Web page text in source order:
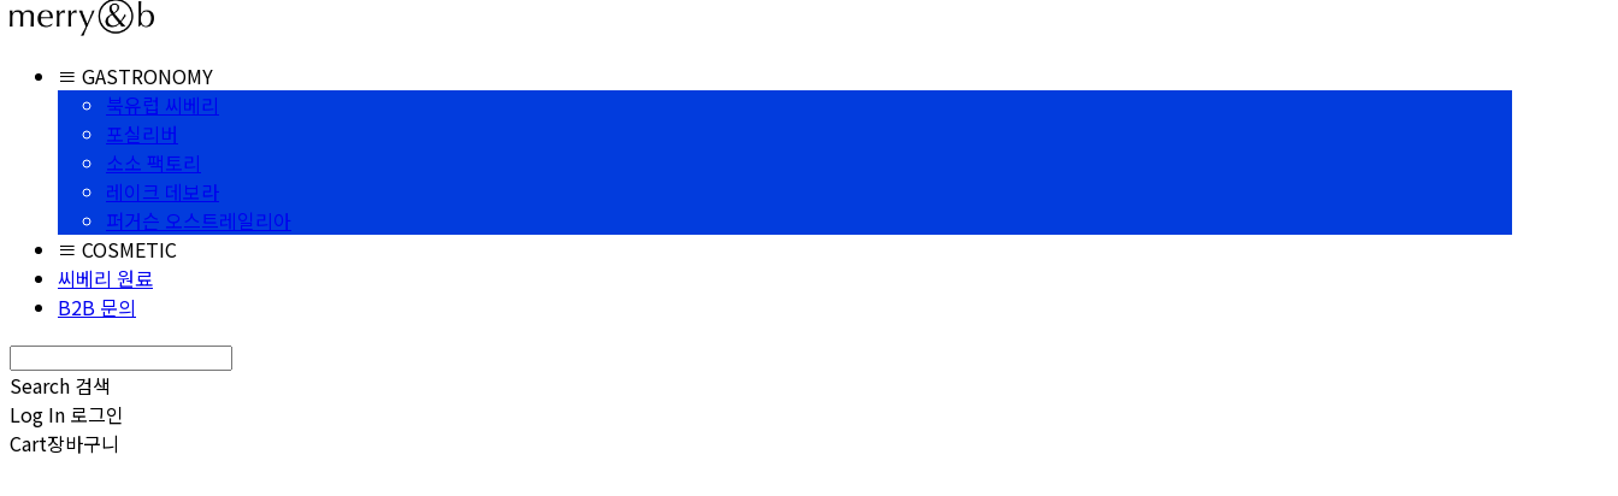
≡ GASTRONOMY
북유럽 씨베리
포실리버
소소 팩토리
레이크 데보라
퍼거슨 오스트레일리아
≡ COSMETIC
씨베리 원료
B2B 문의
Search 검색
Log In 로그인
Cart장바구니